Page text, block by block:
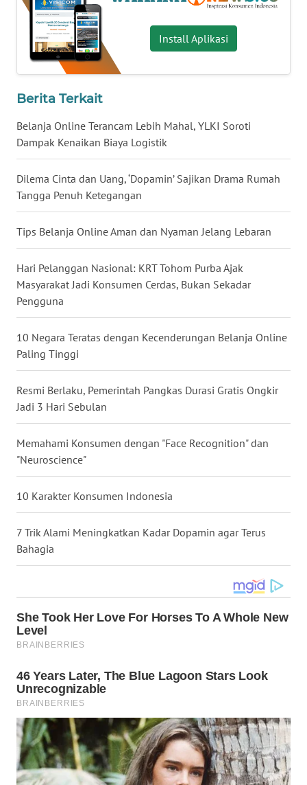
Install Aplikasi
Berita Terkait
Belanja Online Terancam Lebih Mahal, YLKI Soroti
Dampak Kenaikan Biaya Logistik
Dilema Cinta dan Uang, ‘Dopamin’ Sajikan Drama Rumah
Tangga Penuh Ketegangan
Tips Belanja Online Aman dan Nyaman Jelang Lebaran
Hari Pelanggan Nasional: KRT Tohom Purba Ajak
Masyarakat Jadi Konsumen Cerdas, Bukan Sekadar
Pengguna
10 Negara Teratas dengan Kecenderungan Belanja Online
Paling Tinggi
Resmi Berlaku, Pemerintah Pangkas Durasi Gratis Ongkir
Jadi 3 Hari Sebulan
Memahami Konsumen dengan "Face Recognition" dan
"Neuroscience"
10 Karakter Konsumen Indonesia
7 Trik Alami Meningkatkan Kadar Dopamin agar Terus
Bahagia
WN
PAPUA
WN
PAPUA
BARAT
WN
RIAU
WN
WN
SULTRA
WN
NTB
WN
SULTENG
WN
SULBAR
WN
BABEL
WN
SUMBAR
WN
SUMSEL
WN
WN
LAMPUNG
WN
JATENG